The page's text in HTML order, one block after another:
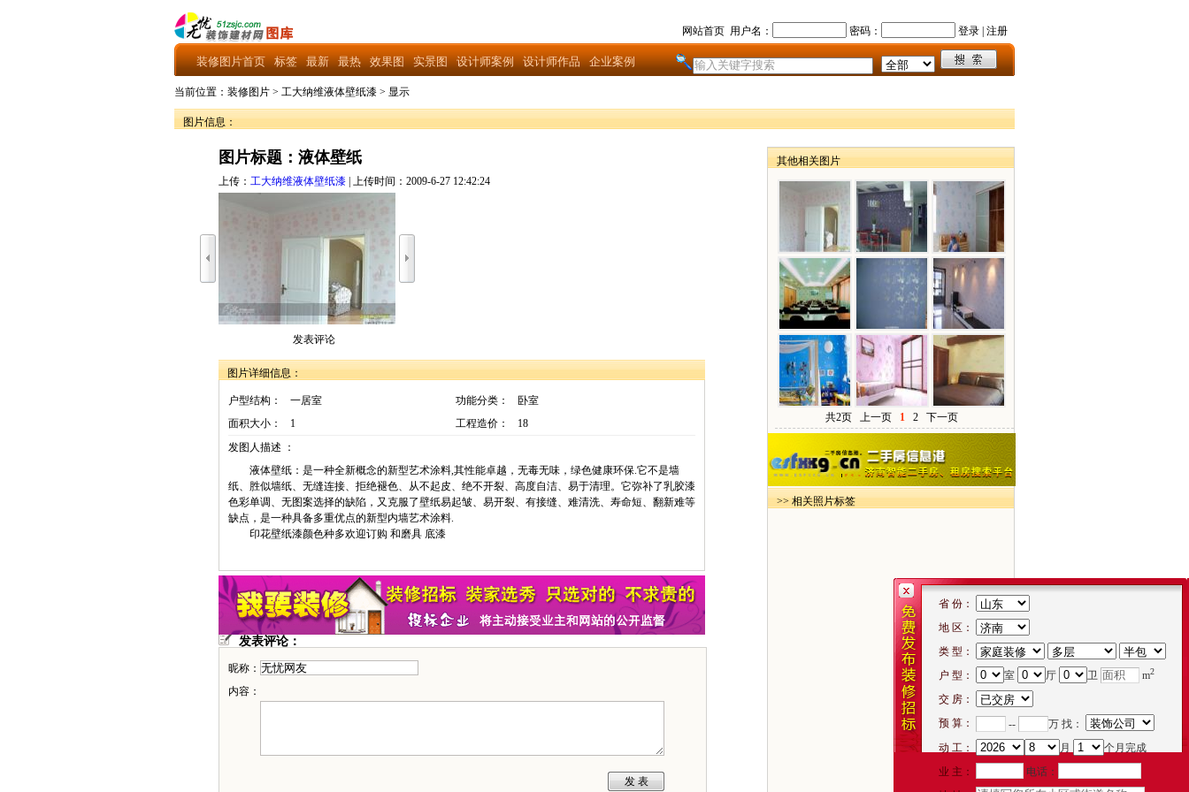
网站首页 用户名： 密码： 登录 | 注册
装修图片首页 标签 最新 最热 效果图 实景图 设计师案例 设计师作品 企业案例
当前位置： 装修图片 > 工大纳维液体壁纸漆 > 显示
图片信息：
图片标题：液体壁纸
上传： 工大纳维液体壁纸漆 | 上传时间：2009-6-27 12:42:24
发表评论
图片详细信息：
户型结构： 一居室 功能分类：
卧室
面积大小：
1 工程造价：
18
发图人描述 ：
液体壁纸：是一种全新概念的新型艺术涂料,其性能卓越，无毒无味，绿色健康环保.它不是墙
纸、胜似墙纸、无缝连接、拒绝褪色、从不起皮、绝不开裂、高度自洁、易于清理。它弥补了乳胶漆
色彩单调、无图案选择的缺陷，又克服了壁纸易起皱、易开裂、有接缝、难清洗、寿命短、翻新难等
缺点，是一种具备多重优点的新型内墙艺术涂料.
印花壁纸漆颜色种多欢迎订购 和磨具 底漆
发表评论：
昵称：
内容：
其他相关图片
共2页 上一页 1 2 下一页
>> 相关照片标签
省 份：
地 区：
类 型：
户 型：
室 厅 卫 m2
交 房：
预 算：
--
万 找：
动 工：
月
个月完成
业 主：
电话：